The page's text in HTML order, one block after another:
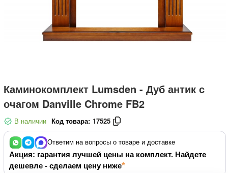
Каминокомплект Lumsden - Дуб антик с
очагом Danville Chrome FB2
В наличии Код товара: 17525
Ответим на вопросы о товаре и доставке
Акция: гарантия лучшей цены на комплект. Найдете
дешевле - сделаем цену ниже